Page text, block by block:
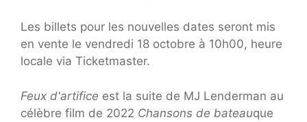
Les billets pour les nouvelles dates seront mis
en vente le vendredi 18 octobre à 10h00, heure
locale via Ticketmaster.
Feux d'artifice est la suite de MJ Lenderman au
célèbre film de 2022 Chansons de bateauque